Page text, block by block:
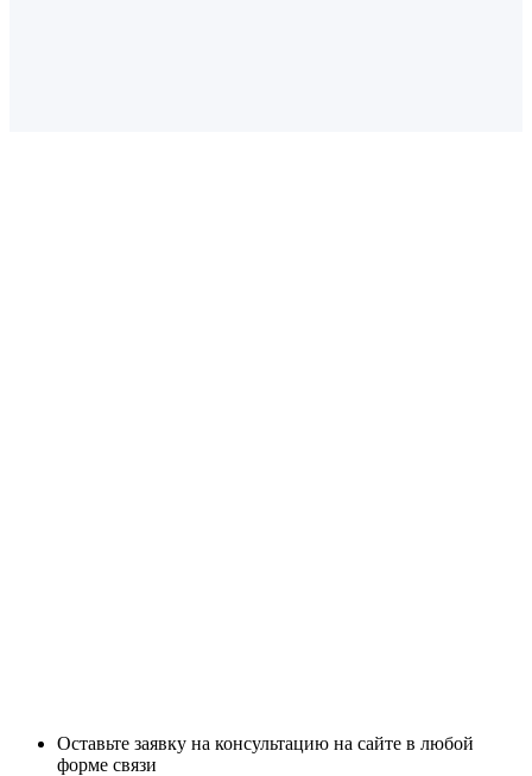
Оставьте заявку на консультацию на сайте в любой
форме связи